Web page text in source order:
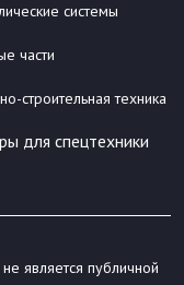
системы
части
строительная техника
для спецтехники
является публичной